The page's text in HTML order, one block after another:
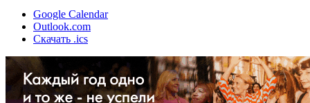
Google Calendar
Outlook.com
Скачать .ics